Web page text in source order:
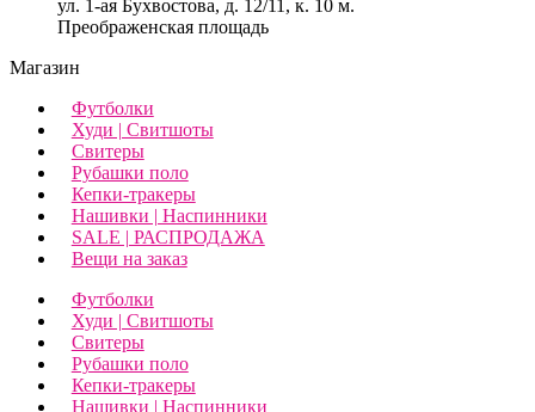
ул. 1-ая Бухвостова, д. 12/11, к. 10 м.
Преображенская площадь
Магазин
Футболки
Худи | Свитшоты
Свитеры
Рубашки поло
Кепки-тракеры
Нашивки | Наспинники
SALE | РАСПРОДАЖА
Вещи на заказ
Футболки
Худи | Свитшоты
Свитеры
Рубашки поло
Кепки-тракеры
Нашивки | Наспинники